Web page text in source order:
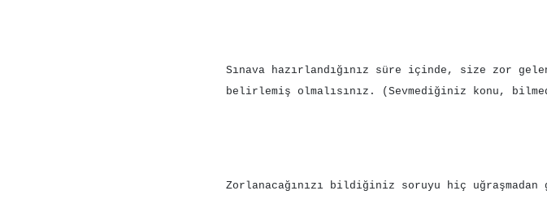
Sınava hazırlandığınız süre içinde, size zor
belirlemiş olmalısınız. (Sevmediğiniz konu,
Zorlanacağınızı bildiğiniz soruyu hiç uğraşmadan